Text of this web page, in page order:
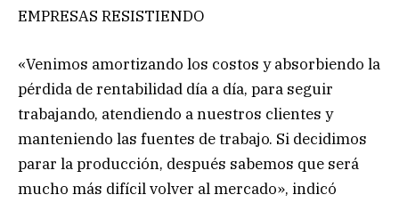
EMPRESAS RESISTIENDO
«Venimos amortizando los costos y absorbiendo la
pérdida de rentabilidad día a día, para seguir
trabajando, atendiendo a nuestros clientes y
manteniendo las fuentes de trabajo. Si decidimos
parar la producción, después sabemos que será
mucho más difícil volver al mercado», indicó